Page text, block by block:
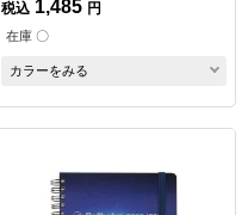
税込 1,485 円
在庫 〇
カラーをみる